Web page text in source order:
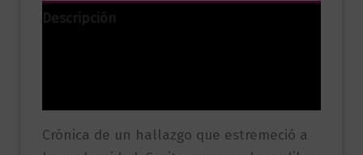
Descripción
Crónica de un hallazgo que estremeció a